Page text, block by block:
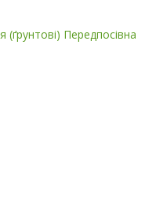
(ґрунтові) Передпосівна